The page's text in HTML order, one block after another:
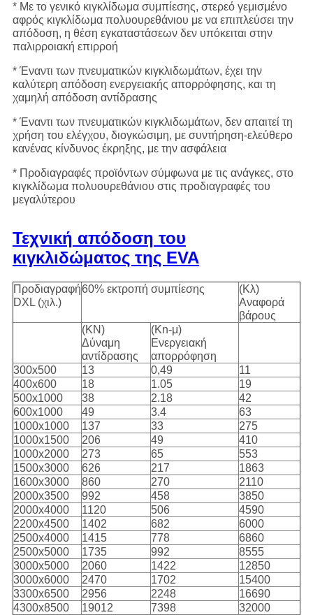
* Με το γενικό κιγκλίδωμα συμπίεσης, στερεό γεμισμένο
αφρός κιγκλίδωμα πολυουρεθάνιου με να επιπλεύσει την
απόδοση, η θέση εγκαταστάσεων δεν υπόκειται στην
παλιρροιακή επιρροή
* Έναντι των πνευματικών κιγκλιδωμάτων, έχει την
καλύτερη απόδοση ενεργειακής απορρόφησης, και τη
χαμηλή απόδοση αντίδρασης
* Έναντι των πνευματικών κιγκλιδωμάτων, δεν απαιτεί τη
χρήση του ελέγχου, διογκώσιμη, με συντήρηση-ελεύθερο
κανένας κίνδυνος έκρηξης, με την ασφάλεια
* Προδιαγραφές προϊόντων σύμφωνα με τις ανάγκες, στο
κιγκλίδωμα πολυουρεθάνιου στις προδιαγραφές του
μεγαλύτερου
Τεχνική απόδοση του
κιγκλιδώματος της EVA
Προδιαγραφή
DXL (χιλ.)
60% εκτροπή συμπίεσης
(Κλ)
Αναφορά
βάρους
(KN)
Δύναμη
αντίδρασης
(Kn-μ)
Ενεργειακή
απορρόφηση
300x500
13 0,49
11
400x600
18 1.05
19
500x1000
38 2.18
42
600x1000
49 3.4
63
1000x1000
137 33
275
1000x1500
206 49
410
1000x2000
273 65
553
1500x3000
626 217
1863
1600x3000
860 270
2110
2000x3500
992 458
3850
2000x4000
1120 506
4590
2200x4500
1402 682
6000
2500x4000
1415 778
6860
2500x5000
1735 992
8555
3000x5000
2060 1422
12850
3000x6000
2470 1702
15400
3300x6500
2956 2248
16690
4300x8500
19012 7398
32000